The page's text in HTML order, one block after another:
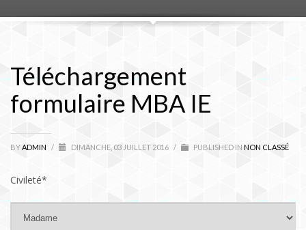
Téléchargement
formulaire MBA IE
BYADMIN / DIMANCHE, 03 JUILLET 2016 / PUBLISHED IN NON CLASSÉ
Civileté*